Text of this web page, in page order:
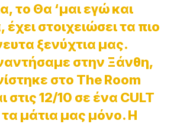
το Θα ‘μαι εγώ και
στοιχειώσει τα πιο
ξενύχτια μας.
στην Ξάνθη,
στο The Room
στις 12/10 σε ένα CULT
τα μάτια μας μόνο. Η